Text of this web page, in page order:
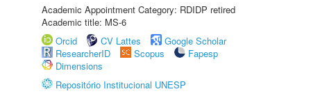
Academic Appointment Category: RDIDP retired
Academic title: MS-6
Orcid
CV Lattes
Google Scholar
ResearcherID
Scopus
Fapesp
Dimensions
Repositório Institucional UNESP